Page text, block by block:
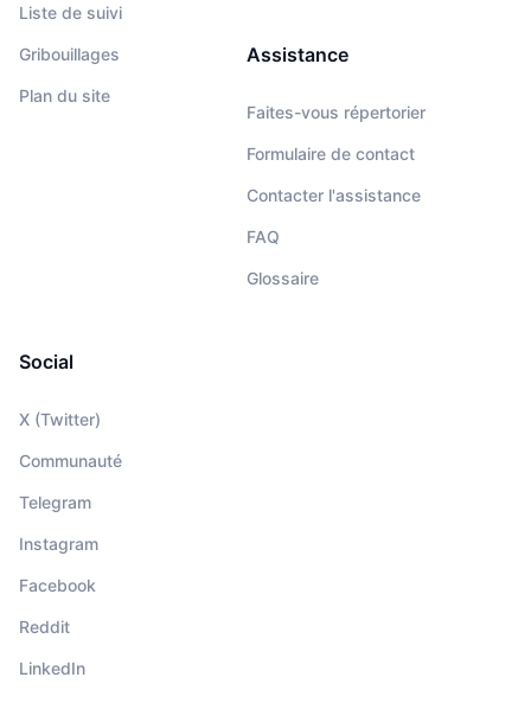
Liste de suivi
Gribouillages
Plan du site
Assistance
Faites-vous répertorier
Formulaire de contact
Contacter l'assistance
FAQ
Glossaire
Social
X (Twitter)
Communauté
Telegram
Instagram
Facebook
Reddit
LinkedIn